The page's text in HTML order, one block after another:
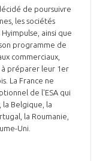
de poursuivre
les sociétés
ainsi que
programme de
commerciaux,
à préparer leur 1er
La France ne
de l'ESA qui
Belgique, la
la Roumanie,
Uni.